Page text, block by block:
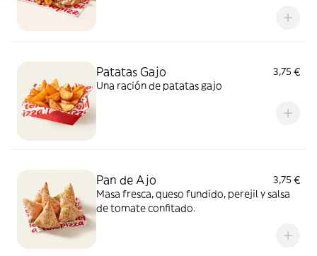
Patatas Gajo
3,75 €
Una ración de patatas gajo
Pan de Ajo
3,75 €
Masa fresca, queso fundido, perejil y salsa
de tomate confitado.